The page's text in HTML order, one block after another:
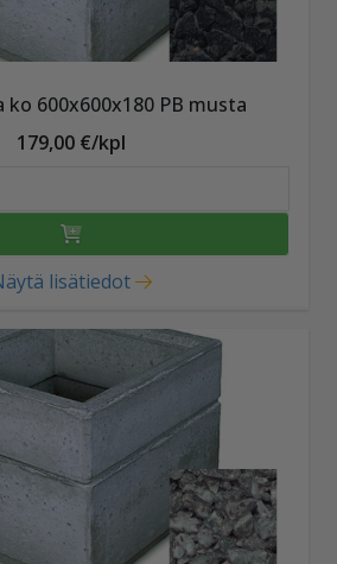
600x600x180 PB musta
179,00 €/kpl
lisätiedot